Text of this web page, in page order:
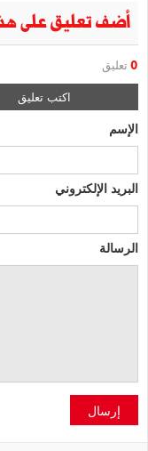
أضف تعليق على
0 تعليق
اكتب تعليق
الإسم
البريد الإلكتروني
الرسالة
إرسال